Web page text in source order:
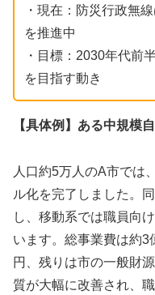
・現在：防災行政無
を推進中
・目標：2030年代前
を目指す動き
【具体例】ある中規模
人口約5万人のA市では
ル化を完了しました。
し、移動系では職員向
います。総事業費は約
円、残りは市の一般財
質が大幅に改善され、